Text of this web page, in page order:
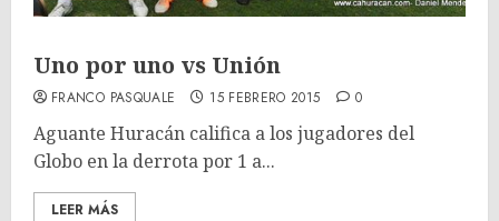
Uno por uno vs Unión
FRANCO PASQUALE 15 FEBRERO 2015 0
Aguante Huracán califica a los jugadores del
Globo en la derrota por 1 a...
LEER MÁS